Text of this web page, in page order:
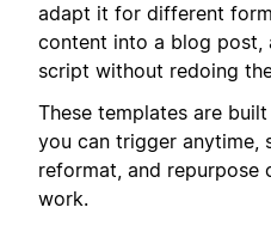
adapt it for different
content into a blog post,
script without redoing
These templates are
you can trigger anytime,
reformat, and repurpose
work.